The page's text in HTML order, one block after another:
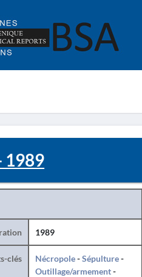
1989
1989
clés Nécropole-Sépulture-
Outillage/armement-